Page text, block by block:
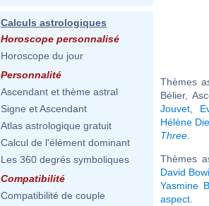
Calculs astrologiques
Horoscope personnalisé
Horoscope du jour
Personnalité
Ascendant et thème astral
Signe et Ascendant
Atlas astrologique gratuit
Calcul de l'élément dominant
Les 360 degrés symboliques
Compatibilité
Compatibilité de couple
Thèmes
Bélier,
Jouvet
Hélène
Three
Thèmes
David
Yasmine
aspect